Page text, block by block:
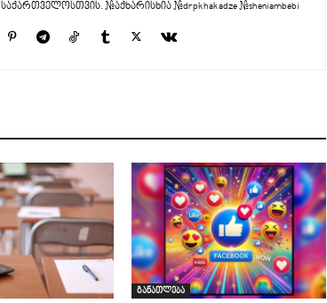
#აქხარისხია #drpkhakadze #sheniambebi
განათლება